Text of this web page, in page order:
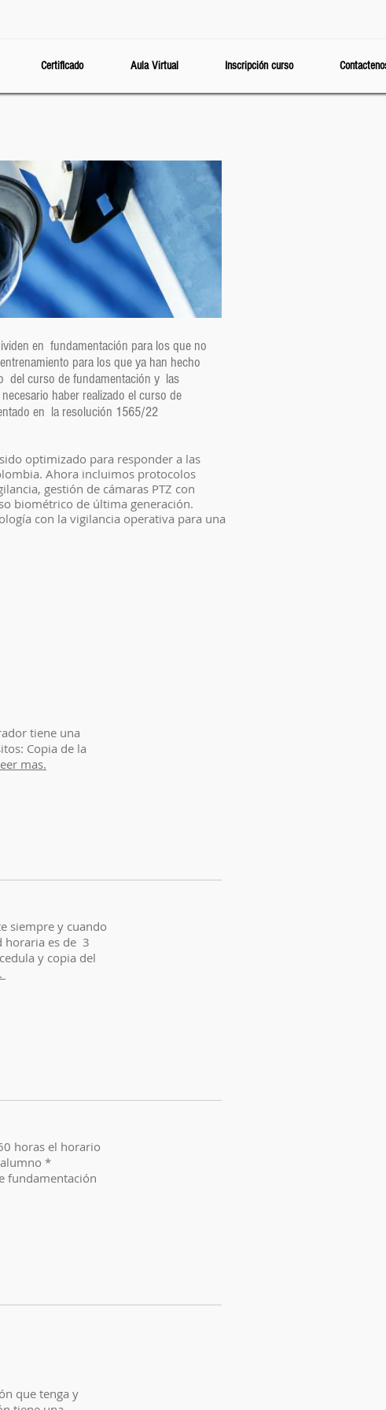
Certificado Aula Virtual Inscripción curso
en fundamentación para los que no
para los que ya han hecho
del curso de fundamentación y las
haber realizado el curso de
en la resolución 1565/22
optimizado para responder a las
Ahora incluimos protocolos
gestión de cámaras PTZ con
biométrico de última generación.
con la vigilancia operativa para una
tiene una
Copia de la
mas.
siempre y cuando
horaria es de 3
y copia del
horas el horario
*
fundamentación
que tenga y